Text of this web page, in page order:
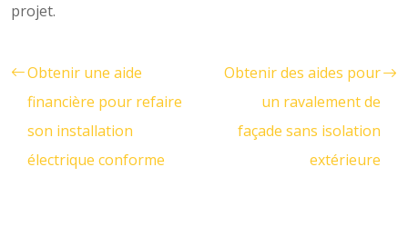
projet.
Obtenir une aide
financière pour refaire
son installation
électrique conforme
Obtenir des aides pour
un ravalement de
façade sans isolation
extérieure